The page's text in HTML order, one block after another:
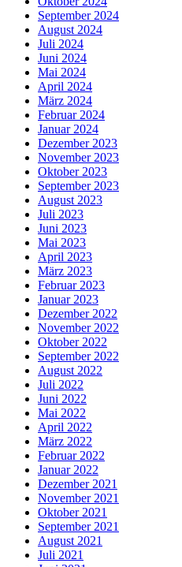
September 2024
August 2024
Juli 2024
Juni 2024
Mai 2024
April 2024
März 2024
Februar 2024
Januar 2024
Dezember 2023
November 2023
Oktober 2023
September 2023
August 2023
Juli 2023
Juni 2023
Mai 2023
April 2023
März 2023
Februar 2023
Januar 2023
Dezember 2022
November 2022
Oktober 2022
September 2022
August 2022
Juli 2022
Juni 2022
Mai 2022
April 2022
März 2022
Februar 2022
Januar 2022
Dezember 2021
November 2021
Oktober 2021
September 2021
August 2021
Juli 2021